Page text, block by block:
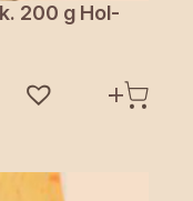
200 g Hol-